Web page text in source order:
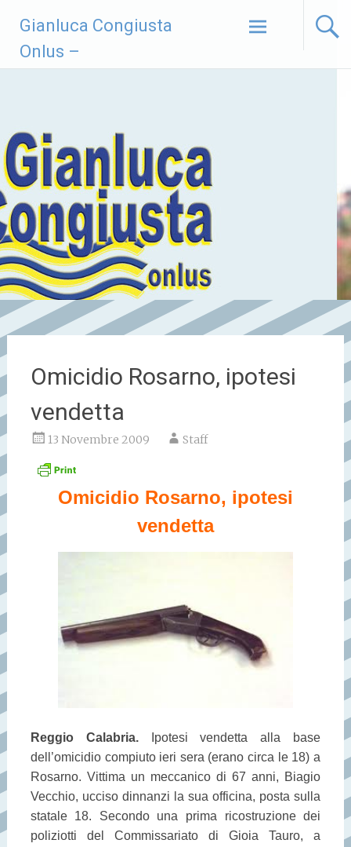
contenuto
Gianluca Congiusta
Onlus –
Omicidio Rosarno, ipotesi
vendetta
13 Novembre 2009 Staff
Omicidio Rosarno, ipotesi
vendetta
Reggio Calabria.Ipotesi vendetta alla base
dell’omicidio compiuto ieri sera (erano circa le 18) a
Rosarno. Vittima un meccanico di 67 anni, Biagio
Vecchio, ucciso dinnanzi la sua officina, posta sulla
statale 18. Secondo una prima ricostruzione dei
poliziotti del Commissariato di Gioia Tauro, a